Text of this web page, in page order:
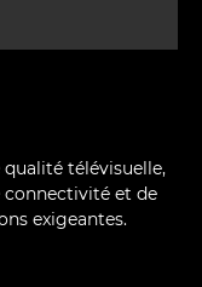
télévisuelle,
et de
exigeantes.